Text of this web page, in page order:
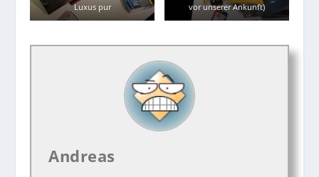
Luxus pur
vor unserer Ankunft)
Andreas